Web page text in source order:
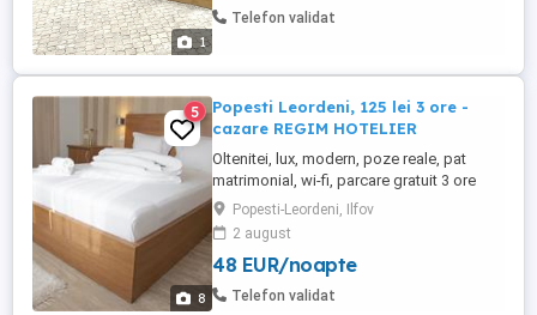
1
Telefon validat
8
5
Popesti Leordeni, 125 lei 3 ore -
cazare REGIM HOTELIER
Oltenitei, lux, modern, poze reale, pat
matrimonial, wi-fi, parcare gratuit 3 ore
125Lei, 245 Lei single, 275Lei camera
dubla, 275 Lei camera dubla superioara,
300Lei apart 2 cam, 275 Lei suita
superioara - Avem disponibiliatate camere
in cadrul unui hotel 3*** cat si garsoniere
Popesti-Leordeni, Ilfov
2 august
48 EUR/noapte
Telefon validat